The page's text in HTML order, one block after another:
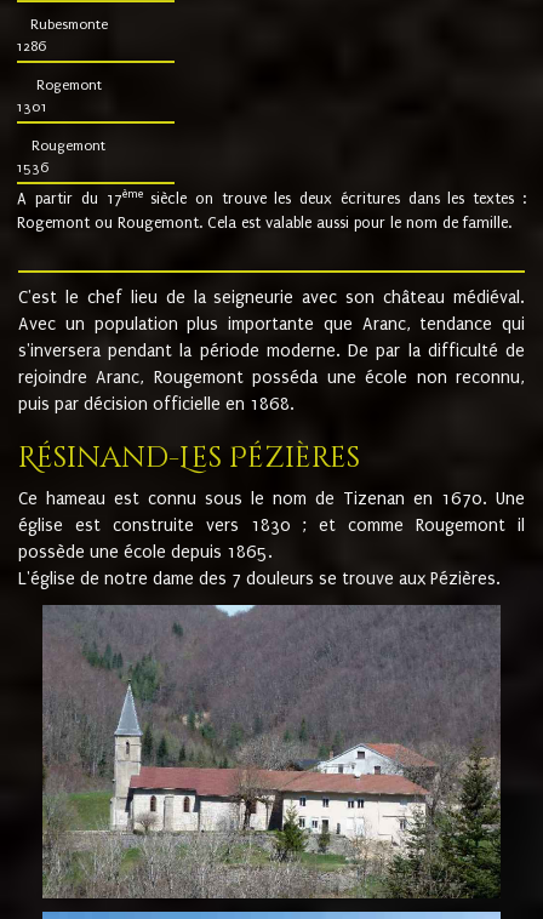
Rubesmonte
1286
Rogemont
1301
Rougemont
1536
A partir du 17ème siècle on trouve les deux écritures dans les textes :
Rogemont ou Rougemont. Cela est valable aussi pour le nom de famille.
C'est le chef lieu de la seigneurie avec son château médiéval.
Avec un population plus importante que Aranc, tendance qui
s'inversera pendant la période moderne. De par la difficulté de
rejoindre Aranc, Rougemont posséda une école non reconnu,
puis par décision officielle en 1868.
Résinand-Les Pézières
Ce hameau est connu sous le nom de Tizenan en 1670. Une
église est construite vers 1830 ; et comme Rougemont il
possède une école depuis 1865.
L'église de notre dame des 7 douleurs se trouve aux Pézières.